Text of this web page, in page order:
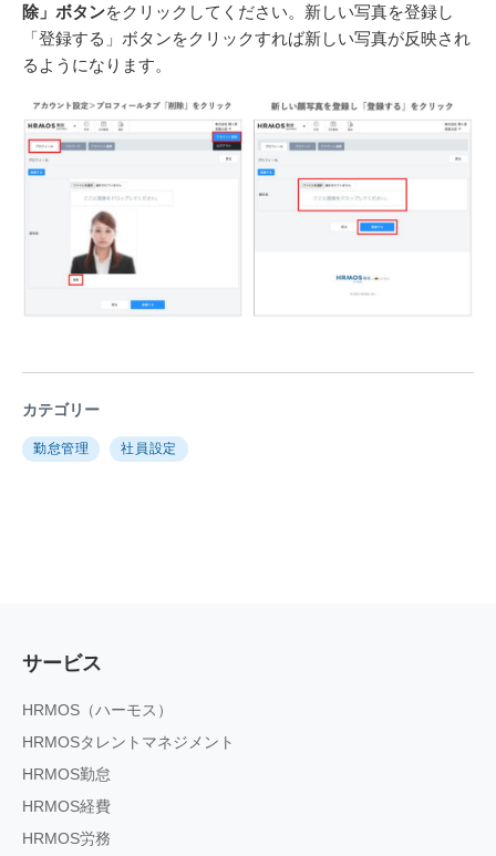
除」ボタンをクリックしてください。新しい写真を登録し
「登録する」ボタンをクリックすれば新しい写真が反映され
るようになります。
カテゴリー
勤怠管理 社員設定
サービス
HRMOS（ハーモス）
HRMOSタレントマネジメント
HRMOS勤怠
HRMOS経費
HRMOS労務